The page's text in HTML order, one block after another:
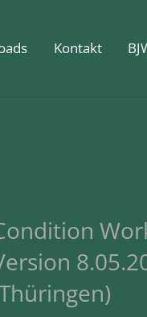
Kontakt